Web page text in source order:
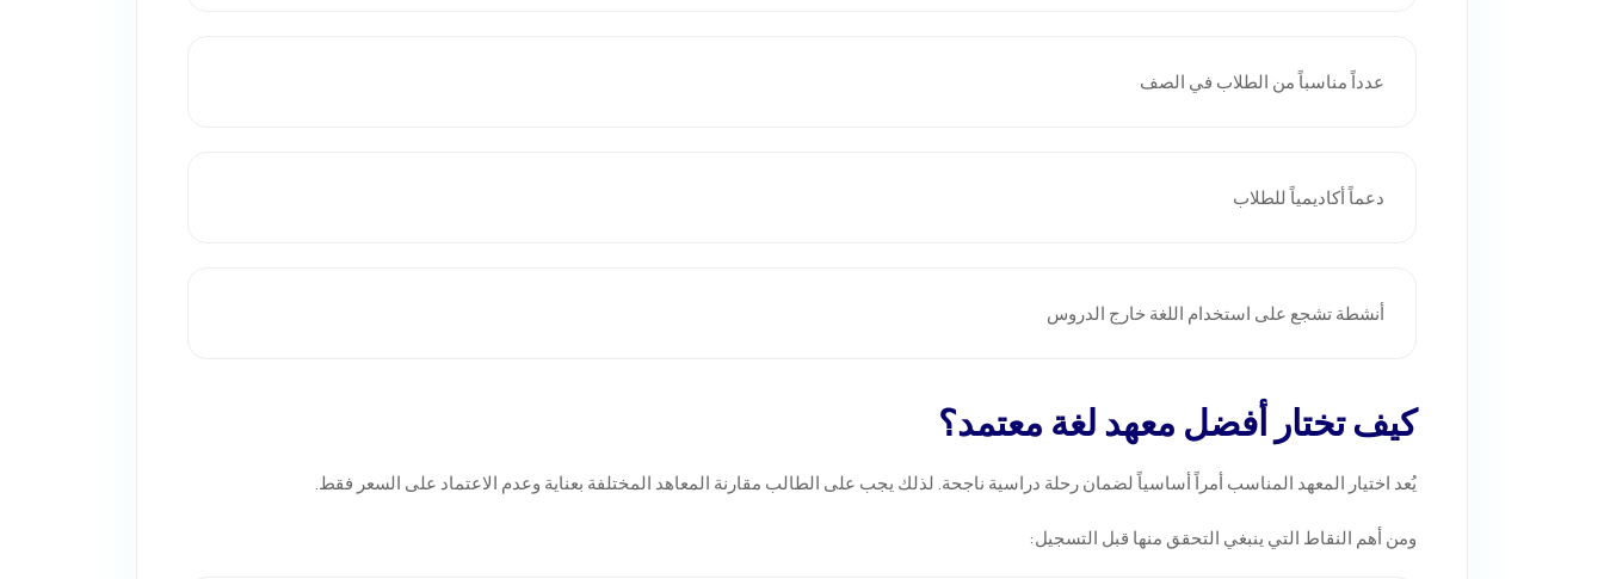
عدداً مناسباً من الطلاب في الصف
دعماً أكاديمياً للطلاب
أنشطة تشجع على استخدام اللغة خارج الدروس
كيف تختار أفضل معهد لغة معتمد؟
يُعد اختيار المعهد المناسب أمراً أساسياً لضمان رحلة دراسية ناجحة. لذلك يجب على الطالب مقارنة المعاهد المختلفة بعناية وعدم الاعتماد على السعر فقط.
ومن أهم النقاط التي ينبغي التحقق منها قبل التسجيل: